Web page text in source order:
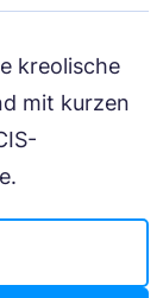
kreolische
mit kurzen